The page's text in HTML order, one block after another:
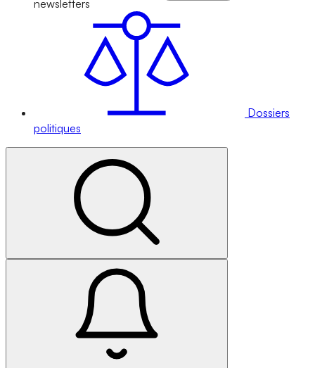
newsletters
Dossiers
politiques